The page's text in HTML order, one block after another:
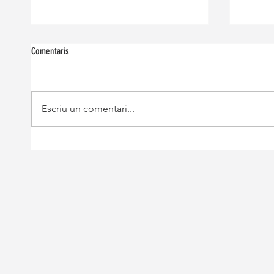
Comentaris
Escriu un comentari...